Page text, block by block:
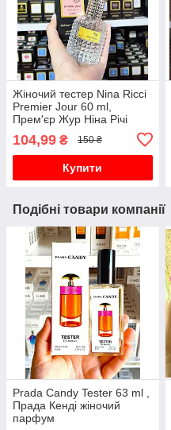
Жіночий тестер Nina Ricci
Premier Jour 60 ml,
Прем'єр Жур Ніна Річі
104,99 ₴ 150 ₴
Купити
Подібні товари компанії
Prada Candy Tester 63 ml ,
Прада Кенді жіночий
парфум